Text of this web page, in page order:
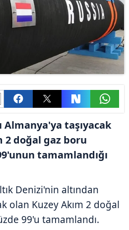
Almanya'ya taşıyacak
2 doğal gaz boru
tamamlandığı
Denizi'nin altından
olan Kuzey Akım 2 doğal
99'u tamamlandı.